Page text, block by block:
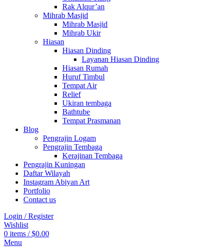
Rak Alqur’an
Mihrab Masjid
Mihrab Masjid
Mihrab Ukir
Hiasan
Hiasan Dinding
Layanan Hiasan Dinding
Hiasan Rumah
Huruf Timbul
Tempat Air
Relief
Ukiran tembaga
Bathtube
Tempat Prasmanan
Blog
Pengrajin Logam
Pengrajin Tembaga
Kerajinan Tembaga
Pengrajin Kuningan
Daftar Wilayah
Instagram Abiyan Art
Portfolio
Contact us
Login / Register
Wishlist
0 items / $0.00
Menu